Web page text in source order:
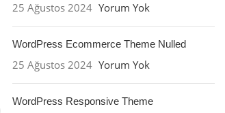
25 Ağustos 2024 Yorum Yok
WordPress Ecommerce Theme Nulled
25 Ağustos 2024 Yorum Yok
WordPress Responsive Theme